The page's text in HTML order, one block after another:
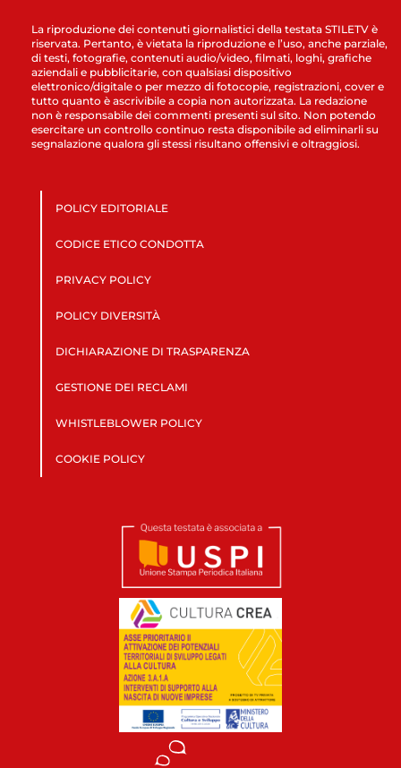
La riproduzione dei contenuti giornalistici della testata STILETV è
riservata. Pertanto, è vietata la riproduzione e l’uso, anche parziale,
di testi, fotografie, contenuti audio/video, filmati, loghi, grafiche
aziendali e pubblicitarie, con qualsiasi dispositivo
elettronico/digitale o per mezzo di fotocopie, registrazioni, cover e
tutto quanto è ascrivibile a copia non autorizzata. La redazione
non è responsabile dei commenti presenti sul sito. Non potendo
esercitare un controllo continuo resta disponibile ad eliminarli su
segnalazione qualora gli stessi risultano offensivi e oltraggiosi.
POLICY EDITORIALE
CODICE ETICO CONDOTTA
PRIVACY POLICY
POLICY DIVERSITÀ
DICHIARAZIONE DI TRASPARENZA
GESTIONE DEI RECLAMI
WHISTLEBLOWER POLICY
COOKIE POLICY